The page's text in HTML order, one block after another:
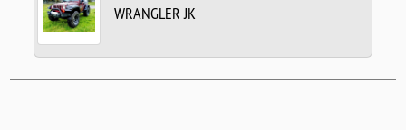
WRANGLER JK